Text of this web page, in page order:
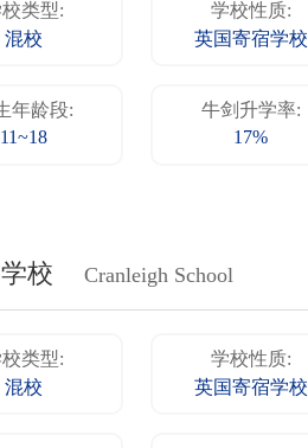
类型:
混校
学校性质:
英国寄宿学校
年龄段:
11~18
牛剑升学率:
17%
校 Cranleigh School
类型:
混校
学校性质:
英国寄宿学校